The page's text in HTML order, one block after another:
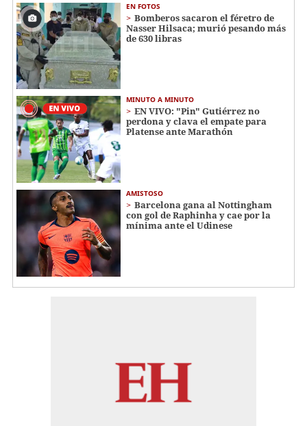
EN FOTOS
Bomberos sacaron el féretro de
Nasser Hilsaca; murió pesando más
de 630 libras
MINUTO A MINUTO
EN VIVO: "Pin" Gutiérrez no
perdona y clava el empate para
Platense ante Marathón
AMISTOSO
Barcelona gana al Nottingham
con gol de Raphinha y cae por la
mínima ante el Udinese